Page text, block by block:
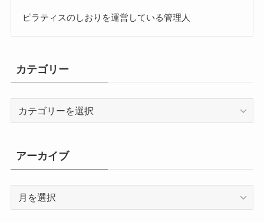
ピラティスのしおりを運営している管理人
カテゴリー
ー
アーカイブ